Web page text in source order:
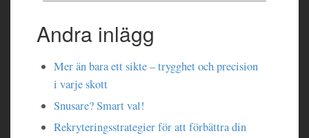
Andra inlägg
Mer än bara ett sikte – trygghet och precision
i varje skott
Snusare? Smart val!
Rekryteringsstrategier för att förbättra din